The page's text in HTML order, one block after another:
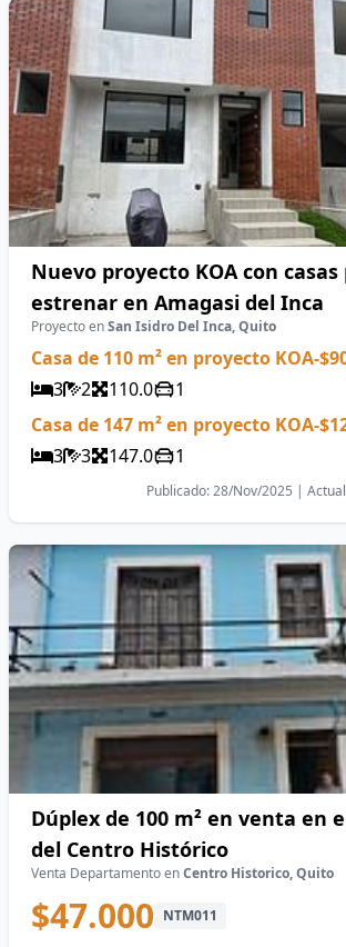
Nuevo proyecto KOA con casas
estrenar en Amagasi del Inca
Proyecto enSan Isidro Del Inca, Quito
Casa de 110 m² en proyecto KOA-
3
2 110.0
1
Casa de 147 m² en proyecto KOA-
3
3 147.0 1
Publicado: 28/Nov/2025 |
Dúplex de 100 m² en venta en
del Centro Histórico
Venta Departamento enCentro Historico, Quito
$47.000 NTM011